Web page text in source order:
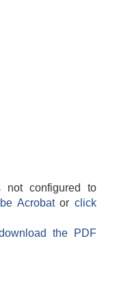
not configured to
Acrobatorclick
the PDF